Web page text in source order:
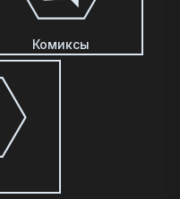
Комиксы